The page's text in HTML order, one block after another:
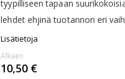
tyypilliseen tapaan
lehdet ehjinä tuotannon eri
Lisätietoja
Alkaen
10,50 €